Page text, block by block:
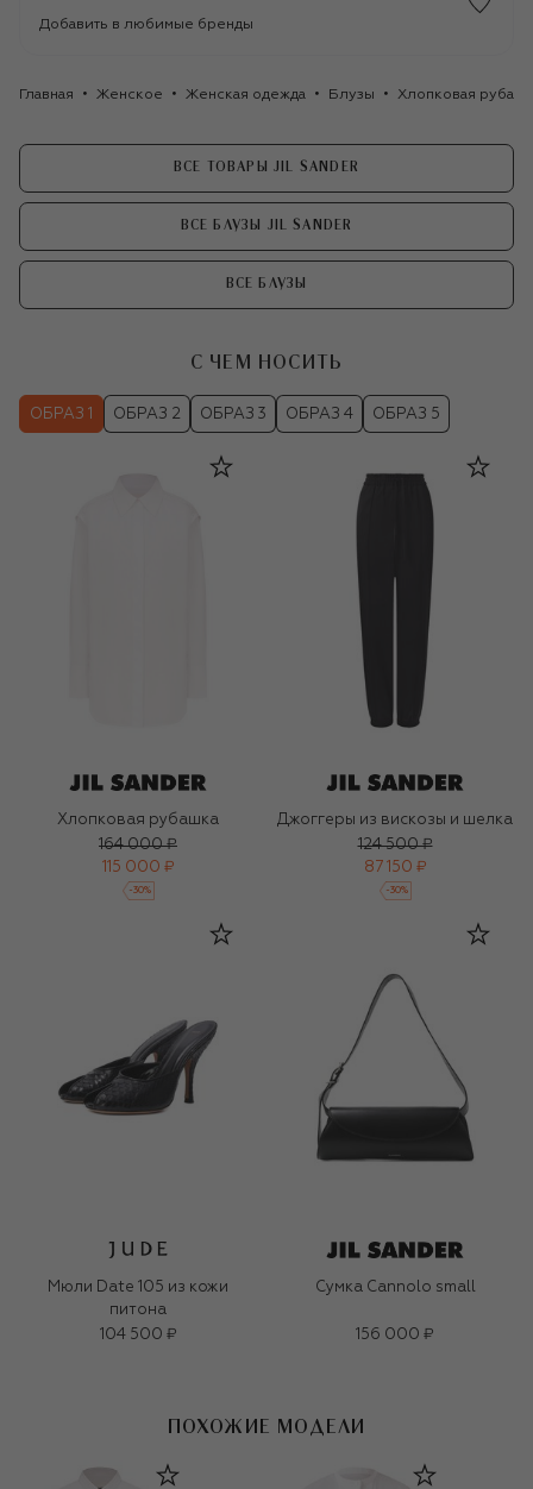
Добавить в любимые бренды
Главная Женское Женская одежда Блузы Хлопковая
ВСЕ ТОВАРЫ JIL SANDER
ВСЕ БЛУЗЫ JIL SANDER
ВСЕ БЛУЗЫ
С ЧЕМ НОСИТЬ
ОБРАЗ 1 ОБРАЗ 2 ОБРАЗ 3 ОБРАЗ 4 ОБРАЗ 5
Хлопковая рубашка
164 000 ₽
115 000 ₽
-30%
Джоггеры из вискозы и шелка
124 500 ₽
87 150 ₽
-30%
Мюли Date 105 из кожи
питона
104 500 ₽
Сумка Cannolo small
156 000 ₽
ПОХОЖИЕ МОДЕЛИ